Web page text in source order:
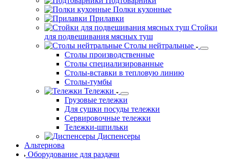
Полки кухонные
Прилавки
Стойки
для подвешивания мясных туш
Столы нейтральные
Столы производственные
Столы специализированные
Столы-вставки в тепловую линию
Столы-тумбы
Тележки
Грузовые тележки
Для сушки посуды тележки
Сервировочные тележки
Тележки-шпильки
Диспенсеры
Альтернова
Оборудование для раздачи